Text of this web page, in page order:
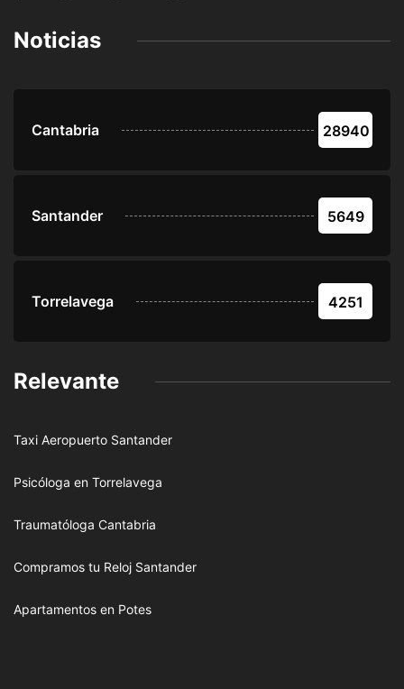
Noticias
Cantabria 28940
Santander 5649
Torrelavega 4251
Relevante
Taxi Aeropuerto Santander
Psicóloga en Torrelavega
Traumatóloga Cantabria
Compramos tu Reloj Santander
Apartamentos en Potes